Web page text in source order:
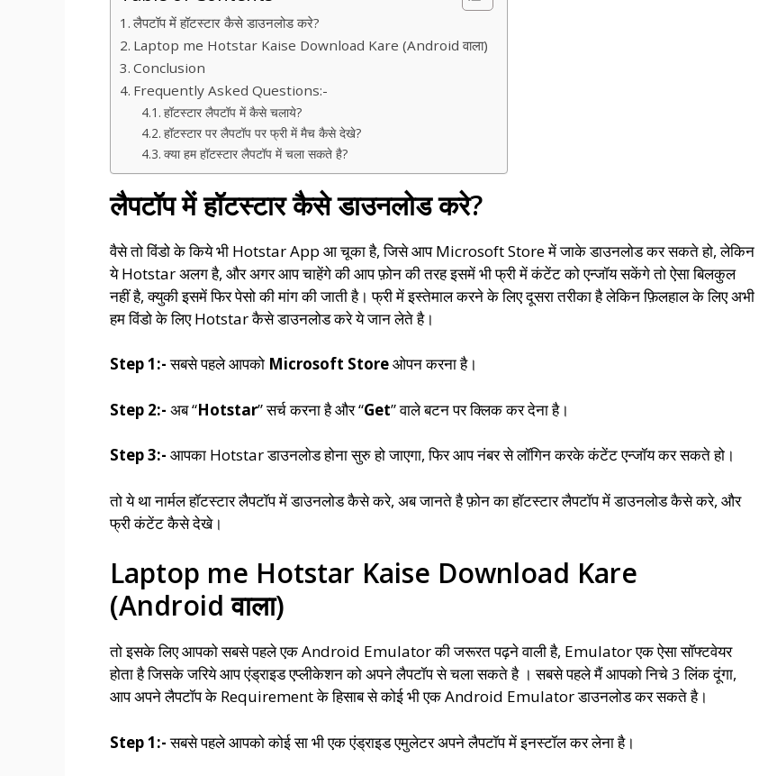
लैपटॉप में हॉटस्टार कैसे डाउनलोड करे?
Laptop me Hotstar Kaise Download Kare (Android वाला)
Conclusion
Frequently Asked Questions:-
हॉटस्टार लैपटॉप में कैसे चलाये?
हॉटस्टार पर लैपटॉप पर फ्री में मैच कैसे देखे?
क्या हम हॉटस्टार लैपटॉप में चला सकते है?
लैपटॉप में हॉटस्टार कैसे डाउनलोड करे?
वैसे तो विंडो के किये भी Hotstar App आ चूका है, जिसे आप Microsoft Store में जाके डाउनलोड कर सकते हो, लेकिन
ये Hotstar अलग है, और अगर आप चाहेंगे की आप फ़ोन की तरह इसमें भी फ्री में कंटेंट को एन्जॉय सकेंगे तो ऐसा बिलकुल
नहीं है, क्युकी इसमें फिर पेसो की मांग की जाती है। फ्री में इस्तेमाल करने के लिए दूसरा तरीका है लेकिन फ़िलहाल के लिए अभी
हम विंडो के लिए Hotstar कैसे डाउनलोड करे ये जान लेते है।
Step 1:-सबसे पहले आपको Microsoft Storeओपन करना है।
Step 2:- अब “Hotstar” सर्च करना है और “Get” वाले बटन पर क्लिक कर देना है।
Step 3:- आपका Hotstar डाउनलोड होना सुरु हो जाएगा, फिर आप नंबर से लॉगिन करके कंटेंट एन्जॉय कर सकते हो।
तो ये था नार्मल हॉटस्टार लैपटॉप में डाउनलोड कैसे करे, अब जानते है फ़ोन का हॉटस्टार लैपटॉप में डाउनलोड कैसे करे, और
फ्री कंटेंट कैसे देखे।
Laptop me Hotstar Kaise Download Kare
(Android वाला)
तो इसके लिए आपको सबसे पहले एक Android Emulator की जरूरत पढ़ने वाली है, Emulator एक ऐसा सॉफ्टवेयर
होता है जिसके जरिये आप एंड्राइड एप्लीकेशन को अपने लैपटॉप से चला सकते है । सबसे पहले मैं आपको निचे 3 लिंक दूंगा,
आप अपने लैपटॉप के Requirement के हिसाब से कोई भी एक Android Emulator डाउनलोड कर सकते है।
Step 1:-सबसे पहले आपको कोई सा भी एक एंड्राइड एमुलेटर अपने लैपटॉप में इनस्टॉल कर लेना है।